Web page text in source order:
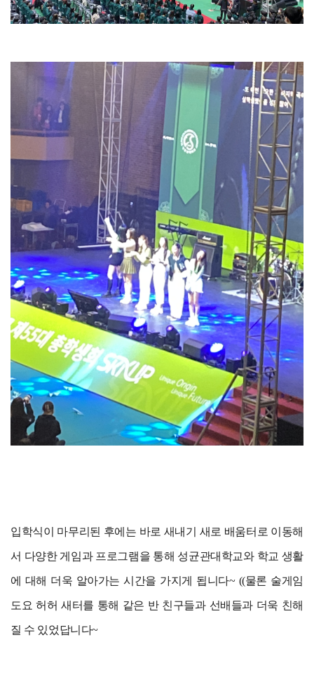
입학식이 마무리된 후에는 바로 새내기 새로 배움터로 이동해
서 다양한 게임과 프로그램을 통해 성균관대학교와 학교 생활
에 대해 더욱 알아가는 시간을 가지게 됩니다~ ((물론 술게임
도요 허허 새터를 통해 같은 반 친구들과 선배들과 더욱 친해
질 수 있었답니다~